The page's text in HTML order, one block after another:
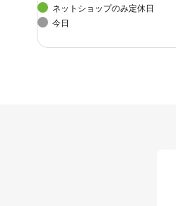
ネットショップのみ定休日
今日